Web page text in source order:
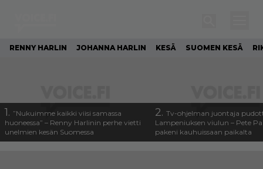
RENNY HARLIN JOHANNA HARLIN KESÄ SUOMEN KESÄ
1. ”Nukuimme kaikki viisi samassa
huoneessa” – Renny Harlinin perhe vietti
unelmien kesän Suomessa
2. Tv-ohjelman juontaja
Lampeniuksen viulun – Pete
pakeni kauhuissaan paikalta